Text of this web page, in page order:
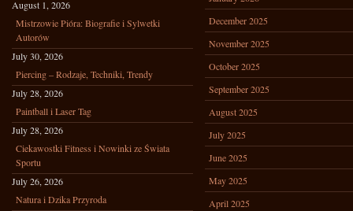
August 1, 2026
Mistrzowie Pióra: Biografie i Sylwetki
Autorów
July 30, 2026
Piercing – Rodzaje, Techniki, Trendy
July 28, 2026
Paintball i Laser Tag
July 28, 2026
Ciekawostki Fitness i Nowinki ze Świata
Sportu
July 26, 2026
Natura i Dzika Przyroda
December 2025
November 2025
October 2025
September 2025
August 2025
July 2025
June 2025
May 2025
April 2025